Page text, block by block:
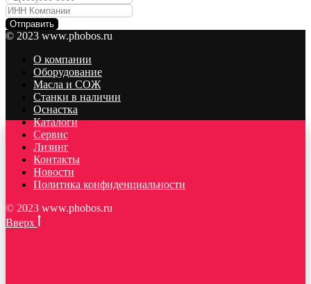
Отправить
© 2023 www.phobos.ru
О компании
Оборудование
Масла и СОЖ
Станки в наличии
Оснастка
Каталоги
Сервис
Лизинг
Контакты
Новости
Политика конфиденциальности
© 2023 www.phobos.ru
Вверх